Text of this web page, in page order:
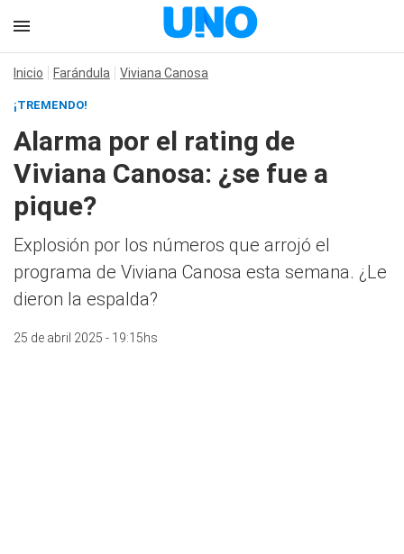
Inicio Farándula Viviana Canosa
¡TREMENDO!
Alarma por el rating de
Viviana Canosa: ¿se fue a
pique?
Explosión por los números que arrojó el
programa de Viviana Canosa esta semana. ¿Le
dieron la espalda?
25 de abril 2025 - 19:15hs